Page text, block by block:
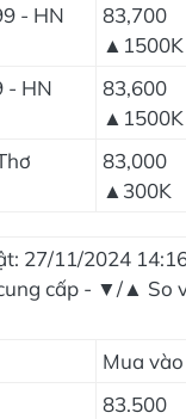
- HN
83,700
▲1500K
- HN
83,600
▲1500K
83,000
▲300K
27/11/2024
cấp - ▼/▲ So
Mua vào
83.500